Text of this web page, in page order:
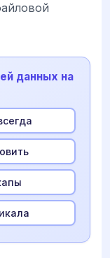
данных на